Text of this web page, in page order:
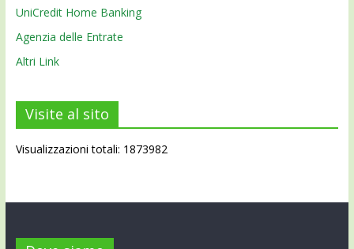
UniCredit Home Banking
Agenzia delle Entrate
Altri Link
Visite al sito
Visualizzazioni totali: 1873982